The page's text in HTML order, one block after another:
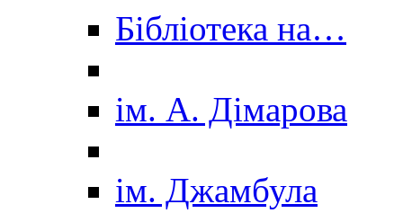
Бібліотека на…
ім. А. Дімарова
ім. Джамбула